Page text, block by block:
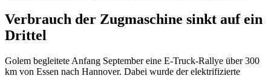
Verbrauch der Zugmaschine sinkt auf ein
Drittel
Golem begleitete Anfang September eine E-Truck-Rallye über 300
km von Essen nach Hannover. Dabei wurde der elektrifizierte